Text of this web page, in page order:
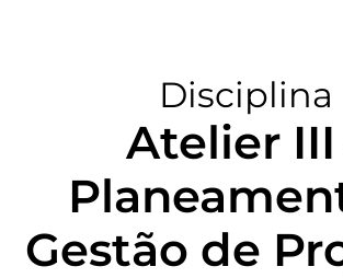
Disciplina
Atelier III
Gestão de